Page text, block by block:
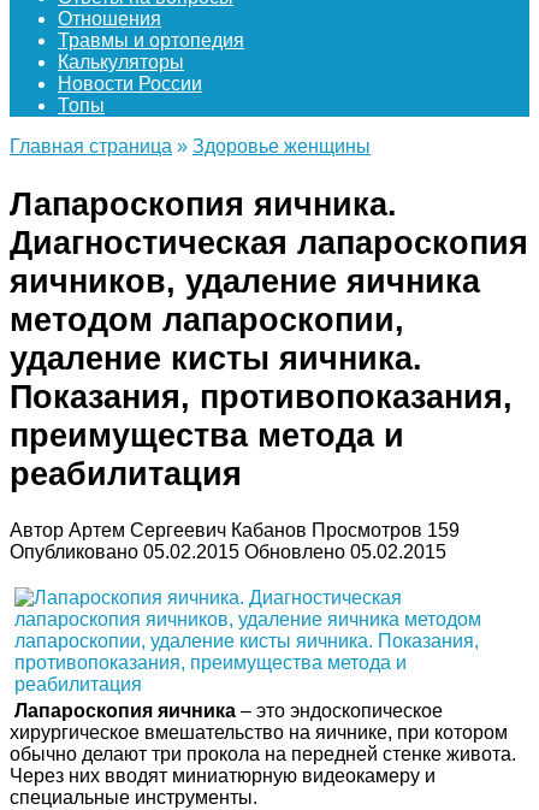
Отношения
Травмы и ортопедия
Калькуляторы
Новости России
Топы
Главная страница » Здоровье женщины
Лапароскопия яичника.
Диагностическая лапароскопия
яичников, удаление яичника
методом лапароскопии,
удаление кисты яичника.
Показания, противопоказания,
преимущества метода и
реабилитация
Автор Артем Сергеевич Кабанов Просмотров 159
Опубликовано 05.02.2015 Обновлено 05.02.2015
Лапароскопия яичника – это эндоскопическое
хирургическое вмешательство на яичнике, при котором
обычно делают три прокола на передней стенке живота.
Через них вводят миниатюрную видеокамеру и
специальные инструменты.